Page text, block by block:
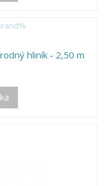
hliník - 2,50 m